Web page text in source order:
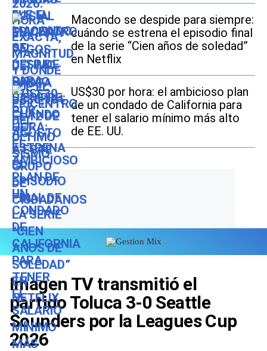
Macondo se despide para siempre:
cuándo se estrena el episodio final
de la serie “Cien años de soledad”
en Netflix
US$30 por hora: el ambicioso plan
de un condado de California para
tener el salario mínimo más alto
de EE. UU.